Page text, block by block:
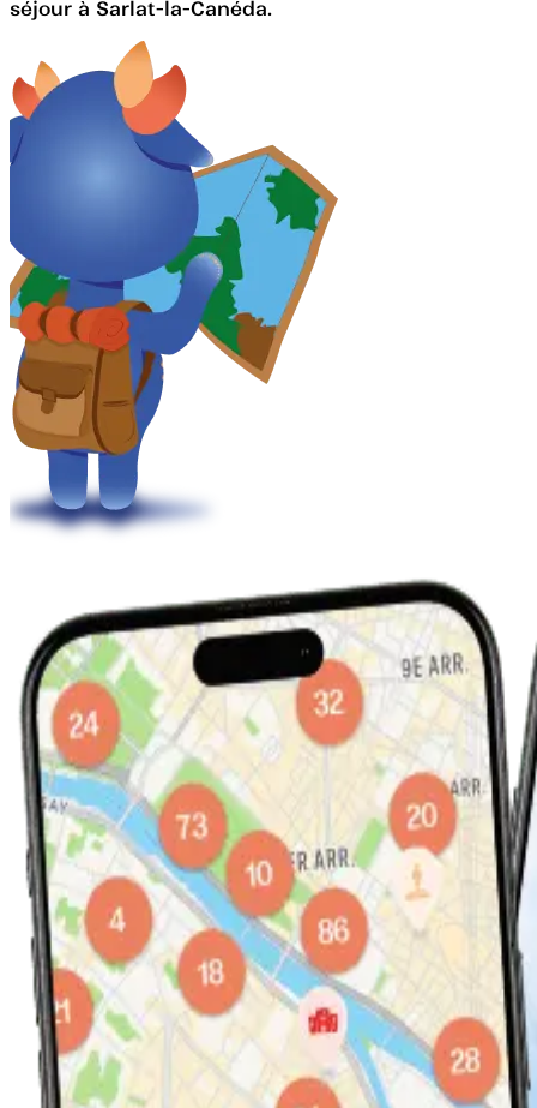
séjour à Sarlat-la-Canéda.